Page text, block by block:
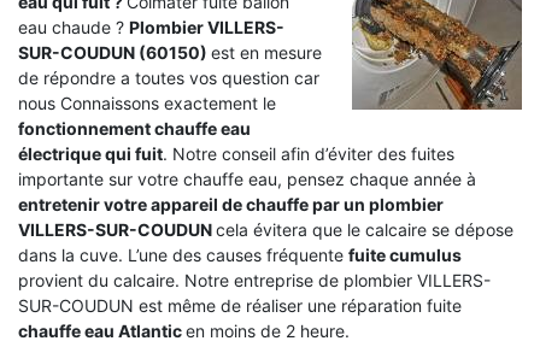
eau chaude ? Plombier VILLERS-
SUR-COUDUN (60150) est en mesure
de répondre a toutes vos question car
nous Connaissons exactement le
fonctionnement chauffe eau
électrique qui fuit. Notre conseil afin d’éviter des fuites
importante sur votre chauffe eau, pensez chaque année à
entretenir votre appareil de chauffe par un plombier
VILLERS-SUR-COUDUNcela évitera que le calcaire se dépose
dans la cuve. L’une des causes fréquente fuite cumulus
provient du calcaire. Notre entreprise de plombier VILLERS-
SUR-COUDUN est même de réaliser une réparation fuite
chauffe eau Atlanticen moins de 2 heure.